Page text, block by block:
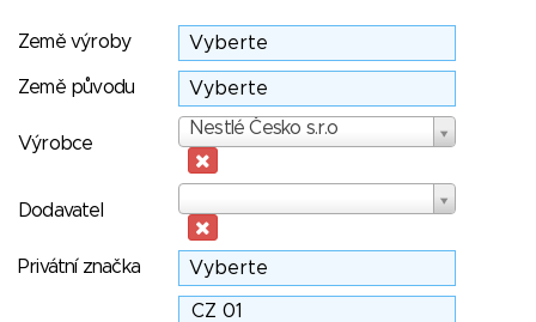
Země výroby
Země původu
Výrobce
Nestlé Česko s.r.o
Výrobce
Dodavatel
Privátní značka